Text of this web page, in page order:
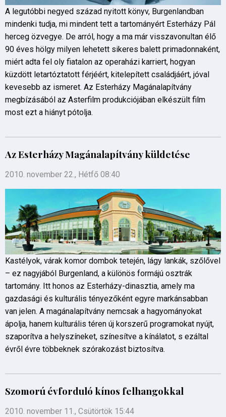
A legutóbbi negyed század nyitott könyv, Burgenlandban
mindenki tudja, mi mindent tett a tartományért Esterházy Pál
herceg özvegye. De arról, hogy a ma már visszavonultan élő
90 éves hölgy milyen lehetett sikeres balett primadonnaként,
miért adta fel oly fiatalon az operaházi karriert, hogyan
küzdött letartóztatott férjéért, kitelepített családjáért, jóval
kevesebb az ismeret. Az Esterházy Magánalapítvány
megbízásából az Asterfilm produkciójában elkészült film
most ezt a hiányt pótolja.
Az Esterházy Magánalapítvány küldetése
2010. november 22., Hétfő 08:40
Kastélyok, várak komor dombok tetején, lágy lankák, szőlővel
– ez nagyjából Burgenland, a különös formájú osztrák
tartomány. Itt honos az Esterházy-dinasztia, amely ma
gazdasági és kulturális tényezőként egyre markánsabban
van jelen. A magánalapítvány nemcsak a hagyományokat
ápolja, hanem kulturális téren új korszerű programokat nyújt,
szaporítva a helyszíneket, színesítve a kínálatot, s ezáltal
évről évre többeknek szórakozást biztosítva.
Szomorú évforduló kínos felhangokkal
2010. november 11., Csütörtök 15:44